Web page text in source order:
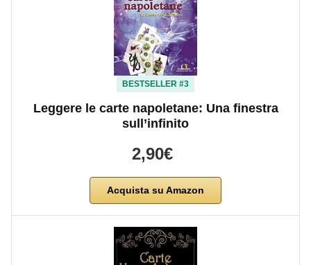
BESTSELLER #3
Leggere le carte napoletane: Una finestra
sull’infinito
2,90€
Acquista su Amazon